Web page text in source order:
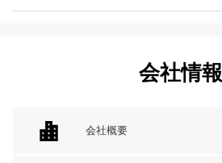
会社情報
会社概要